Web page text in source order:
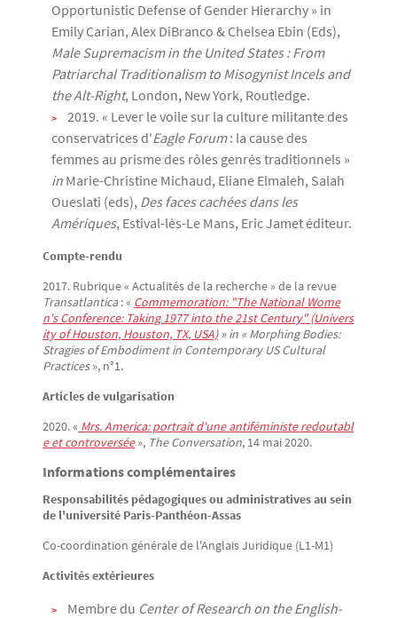
Opportunistic Defense of Gender Hierarchy » in
Emily Carian, Alex DiBranco & Chelsea Ebin (Eds),
Male Supremacism in the United States : From
Patriarchal Traditionalism to Misogynist Incels and
the Alt-Right, London, New York, Routledge.
2019. « Lever le voile sur la culture militante des
conservatrices d'Eagle Forum: la cause des
femmes au prisme des rôles genrés traditionnels »
in Marie-Christine Michaud, Eliane Elmaleh, Salah
Oueslati (eds), Des faces cachées dans les
Amériques, Estival-lès-Le Mans, Eric Jamet éditeur.
Compte-rendu
2017. Rubrique « Actualités de la recherche » de la revue
Transatlantica: « Commemoration: "The National Wome
n's Conference: Taking 1977 into the 21st Century" (Univers
ity of Houston, Houston, TX, USA)» in « Morphing Bodies:
Stragies of Embodiment in Contemporary US Cultural
Practices», n°1.
Articles de vulgarisation
2020. « Mrs. America: portrait d'une antiféministe redoutabl
e et controversée», The Conversation, 14 mai 2020.
Informations complémentaires
Responsabilités pédagogiques ou administratives au sein
de l'université Paris-Panthéon-Assas
Co-coordination générale de l'Anglais Juridique (L1-M1)
Activités extérieures
Membre du Center of Research on the English-